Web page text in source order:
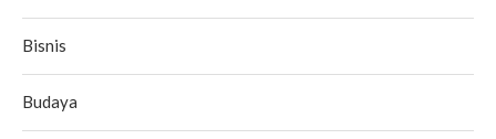
Bisnis
Budaya